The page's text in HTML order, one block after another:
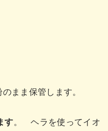
まま保管します。
す。 ヘラを使ってイオ